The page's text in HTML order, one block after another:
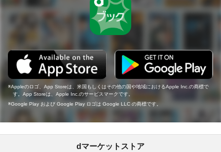
Appleのロゴ、App Storeは、米国もしくはその他の国や地域におけるApple Inc.の商標で
す。App Storeは、Apple Inc.のサービスマークです。
Google Play および Google Play ロゴは Google LLC の商標です。
dマーケットストア